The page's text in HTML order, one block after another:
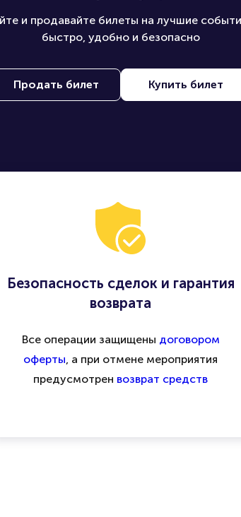
Наши преимущества
быстро, удобно и безопасно
возврата
Все операции защищеныдоговором